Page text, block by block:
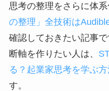
思考の整理をさらに体系
の整理」全技術は
確認しておきたい記事
断軸を作りたい人は、
る？起業家思考を学ぶ
す。